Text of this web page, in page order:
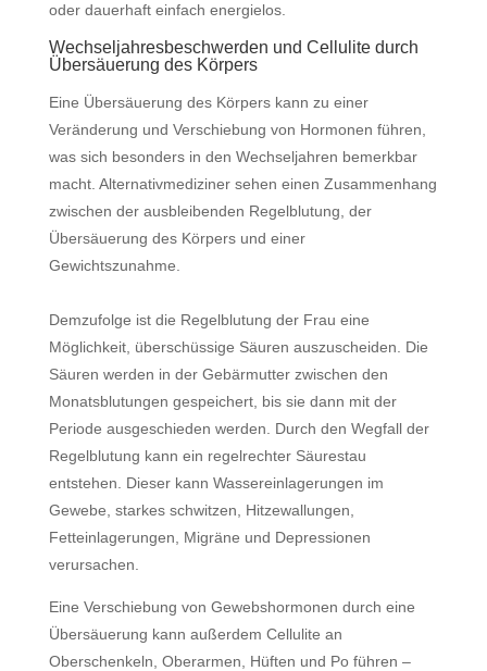
oder dauerhaft einfach energielos.
Wechseljahresbeschwerden und Cellulite durch
Übersäuerung des Körpers
Eine Übersäuerung des Körpers kann zu einer
Veränderung und Verschiebung von Hormonen führen,
was sich besonders in den Wechseljahren bemerkbar
macht. Alternativmediziner sehen einen Zusammenhang
zwischen der ausbleibenden Regelblutung, der
Übersäuerung des Körpers und einer
Gewichtszunahme.
Demzufolge ist die Regelblutung der Frau eine
Möglichkeit, überschüssige Säuren auszuscheiden. Die
Säuren werden in der Gebärmutter zwischen den
Monatsblutungen gespeichert, bis sie dann mit der
Periode ausgeschieden werden. Durch den Wegfall der
Regelblutung kann ein regelrechter Säurestau
entstehen. Dieser kann Wassereinlagerungen im
Gewebe, starkes schwitzen, Hitzewallungen,
Fetteinlagerungen, Migräne und Depressionen
verursachen.
Eine Verschiebung von Gewebshormonen durch eine
Übersäuerung kann außerdem Cellulite an
Oberschenkeln, Oberarmen, Hüften und Po führen –